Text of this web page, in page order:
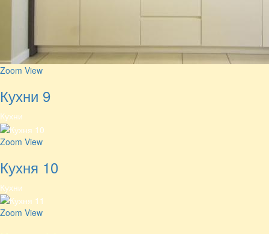
Zoom View
Кухни 9
Кухни
Zoom View
Кухня 10
Кухни
Zoom View